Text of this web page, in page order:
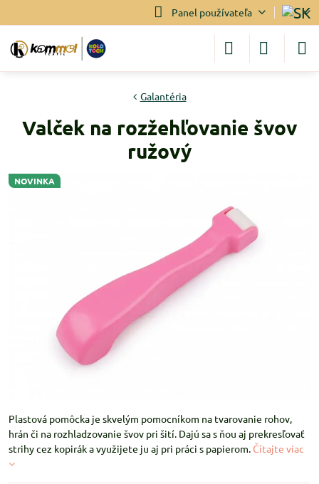
Panel používateľa
NOVINKA
Galantéria
Valček na rozžehľovanie švov
ružový
Plastová pomôcka je skvelým pomocníkom na tvarovanie rohov,
hrán či na rozhladzovanie švov pri šití. Dajú sa s ňou aj prekresľovať
strihy cez kopirák a využijete ju aj pri práci s papierom. Čítajte viac